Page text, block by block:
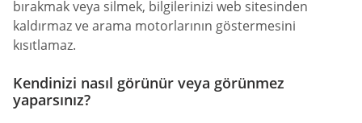
bırakmak veya silmek, bilgilerinizi web sitesinden
kaldırmaz ve arama motorlarının göstermesini
kısıtlamaz.
Kendinizi nasıl görünür veya görünmez
yaparsınız?